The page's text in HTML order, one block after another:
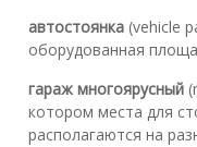
автостоянка (vehicle
оборудованная
гараж многоярусный
котором места для
располагаются на